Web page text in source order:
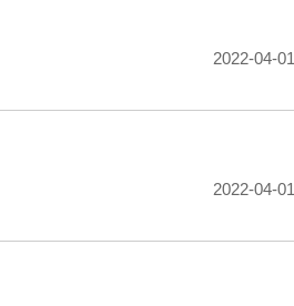
2022-04-01
2022-04-01